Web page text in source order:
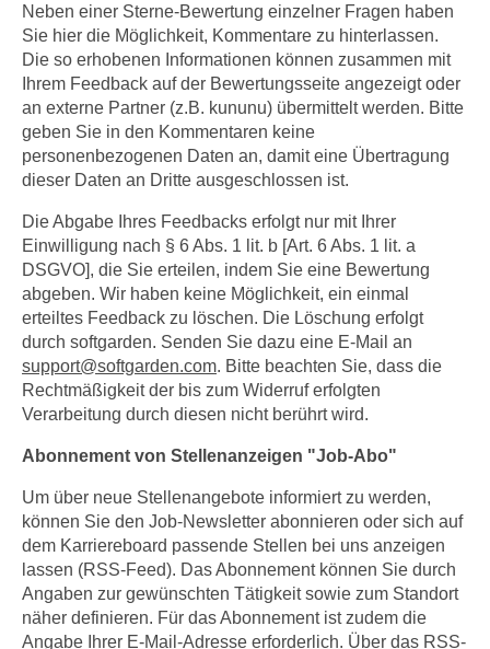
Neben einer Sterne-Bewertung einzelner Fragen haben
Sie hier die Möglichkeit, Kommentare zu hinterlassen.
Die so erhobenen Informationen können zusammen mit
Ihrem Feedback auf der Bewertungsseite angezeigt oder
an externe Partner (z.B. kununu) übermittelt werden. Bitte
geben Sie in den Kommentaren keine
personenbezogenen Daten an, damit eine Übertragung
dieser Daten an Dritte ausgeschlossen ist.
Die Abgabe Ihres Feedbacks erfolgt nur mit Ihrer
Einwilligung nach § 6 Abs. 1 lit. b [Art. 6 Abs. 1 lit. a
DSGVO], die Sie erteilen, indem Sie eine Bewertung
abgeben. Wir haben keine Möglichkeit, ein einmal
erteiltes Feedback zu löschen. Die Löschung erfolgt
durch softgarden. Senden Sie dazu eine E-Mail an
support@softgarden.com. Bitte beachten Sie, dass die
Rechtmäßigkeit der bis zum Widerruf erfolgten
Verarbeitung durch diesen nicht berührt wird.
Abonnement von Stellenanzeigen "Job-Abo"
Um über neue Stellenangebote informiert zu werden,
können Sie den Job-Newsletter abonnieren oder sich auf
dem Karriereboard passende Stellen bei uns anzeigen
lassen (RSS-Feed). Das Abonnement können Sie durch
Angaben zur gewünschten Tätigkeit sowie zum Standort
näher definieren. Für das Abonnement ist zudem die
Angabe Ihrer E-Mail-Adresse erforderlich. Über das RSS-